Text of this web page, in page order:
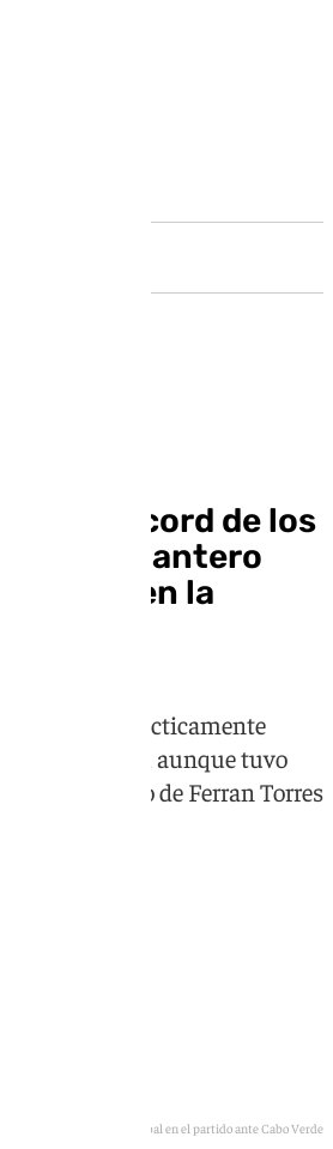
un récord de los
delantero
el balón en la
ha tenido prácticamente
primera parte, aunque tuvo
tras el palo de Ferran Torres
Mikel Oyarzabal en el partido ante Cabo Verde